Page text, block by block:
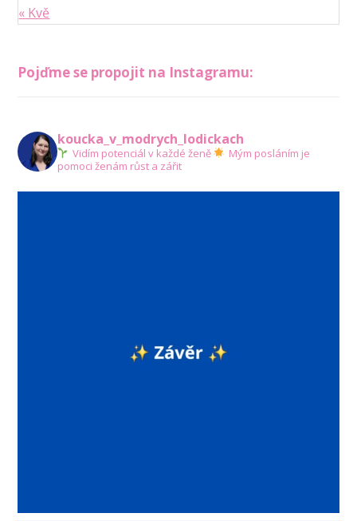
« Kvě
Pojďme se propojit na Instagramu:
koucka_v_modrych_lodickach
Vidím potenciál v každé ženě
Mým posláním je
pomoci ženám růst a zářit